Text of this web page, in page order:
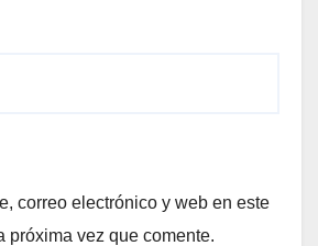
correo electrónico y web en este
próxima vez que comente.